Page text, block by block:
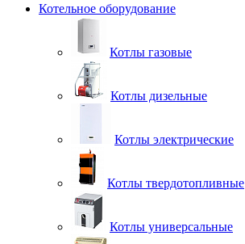
Котельное оборудование
Котлы газовые
Котлы дизельные
Котлы электрические
Котлы твердотопливные
Котлы универсальные